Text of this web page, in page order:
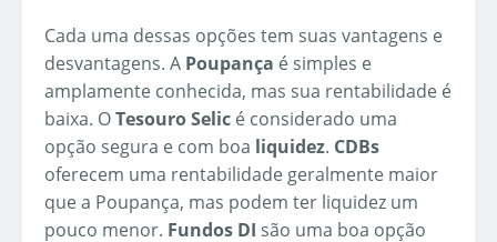
Cada uma dessas opções tem suas vantagens e
desvantagens. A Poupança é simples e
amplamente conhecida, mas sua rentabilidade é
baixa. OTesouro Selic é considerado uma
opção segura e com boa liquidez. CDBs
oferecem uma rentabilidade geralmente maior
que a Poupança, mas podem ter liquidez um
pouco menor. Fundos DI são uma boa opção